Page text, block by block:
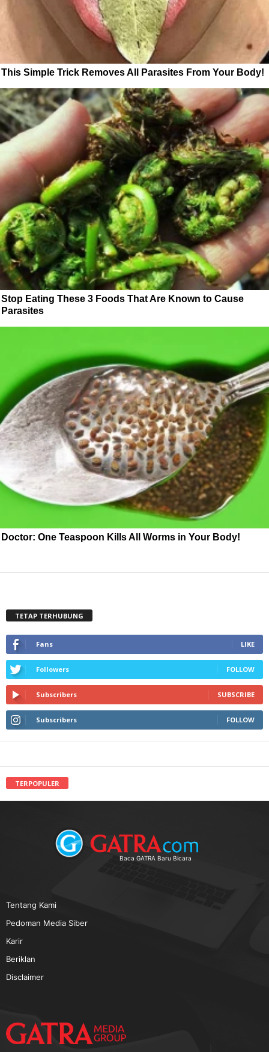
This Simple Trick Removes All Parasites From Your Body!
Stop Eating These 3 Foods That Are Known to Cause
Parasites
Doctor: One Teaspoon Kills All Worms in Your Body!
TETAP TERHUBUNG
Fans LIKE
Followers FOLLOW
Subscribers SUBSCRIBE
Subscribers FOLLOW